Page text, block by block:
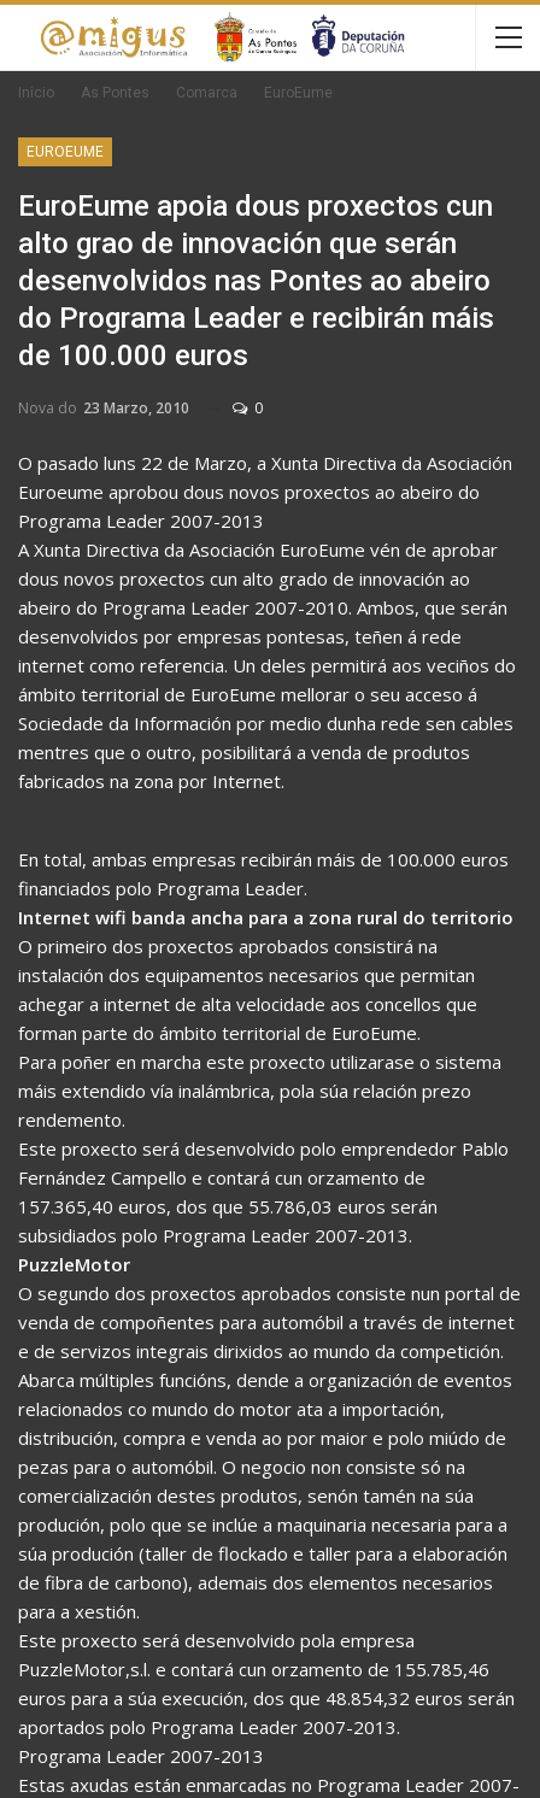
Inicio As Pontes Comarca EuroEume
EUROEUME
EuroEume apoia dous proxectos cun
alto grao de innovación que serán
desenvolvidos nas Pontes ao abeiro
do Programa Leader e recibirán máis
de 100.000 euros
Nova do 23 Marzo, 2010 0
O pasado luns 22 de Marzo, a Xunta Directiva da Asociación
Euroeume aprobou dous novos proxectos ao abeiro do
Programa Leader 2007-2013
A Xunta Directiva da Asociación EuroEume vén de aprobar
dous novos proxectos cun alto grado de innovación ao
abeiro do Programa Leader 2007-2010. Ambos, que serán
desenvolvidos por empresas pontesas, teñen á rede
internet como referencia. Un deles permitirá aos veciños do
ámbito territorial de EuroEume mellorar o seu acceso á
Sociedade da Información por medio dunha rede sen cables
mentres que o outro, posibilitará a venda de produtos
fabricados na zona por Internet.
En total, ambas empresas recibirán máis de 100.000 euros
financiados polo Programa Leader.
Internet wifi banda ancha para a zona rural do territorio
O primeiro dos proxectos aprobados consistirá na
instalación dos equipamentos necesarios que permitan
achegar a internet de alta velocidade aos concellos que
forman parte do ámbito territorial de EuroEume.
Para poñer en marcha este proxecto utilizarase o sistema
máis extendido vía inalámbrica, pola súa relación prezo 
rendemento.
Este proxecto será desenvolvido polo emprendedor Pablo
Fernández Campello e contará cun orzamento de
157.365,40 euros, dos que 55.786,03 euros serán
subsidiados polo Programa Leader 2007-2013.
PuzzleMotor
O segundo dos proxectos aprobados consiste nun portal de
venda de compoñentes para automóbil a través de internet
e de servizos integrais dirixidos ao mundo da competición.
Abarca múltiples funcións, dende a organización de eventos
relacionados co mundo do motor ata a importación,
distribución, compra e venda ao por maior e polo miúdo de
pezas para o automóbil. O negocio non consiste só na
comercialización destes produtos, senón tamén na súa
produción, polo que se inclúe a maquinaria necesaria para a
súa produción (taller de flockado e taller para a elaboración
de fibra de carbono), ademais dos elementos necesarios
para a xestión.
Este proxecto será desenvolvido pola empresa
PuzzleMotor,s.l. e contará cun orzamento de 155.785,46
euros para a súa execución, dos que 48.854,32 euros serán
aportados polo Programa Leader 2007-2013.
Programa Leader 2007-2013
Estas axudas están enmarcadas no Programa Leader 2007-